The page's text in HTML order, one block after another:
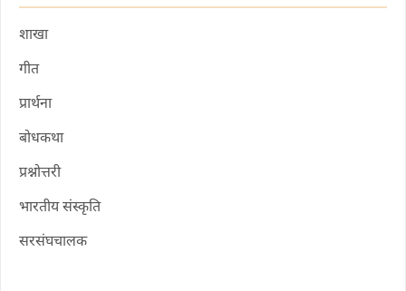
शाखा
गीत
प्रार्थना
बोधकथा
प्रश्नोत्तरी
भारतीय संस्कृति
सरसंघचालक